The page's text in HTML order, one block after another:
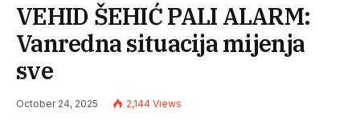
VEHID ŠEHIĆ PALI ALARM:
Vanredna situacija mijenja
sve
October 24, 2025 2,144 Views